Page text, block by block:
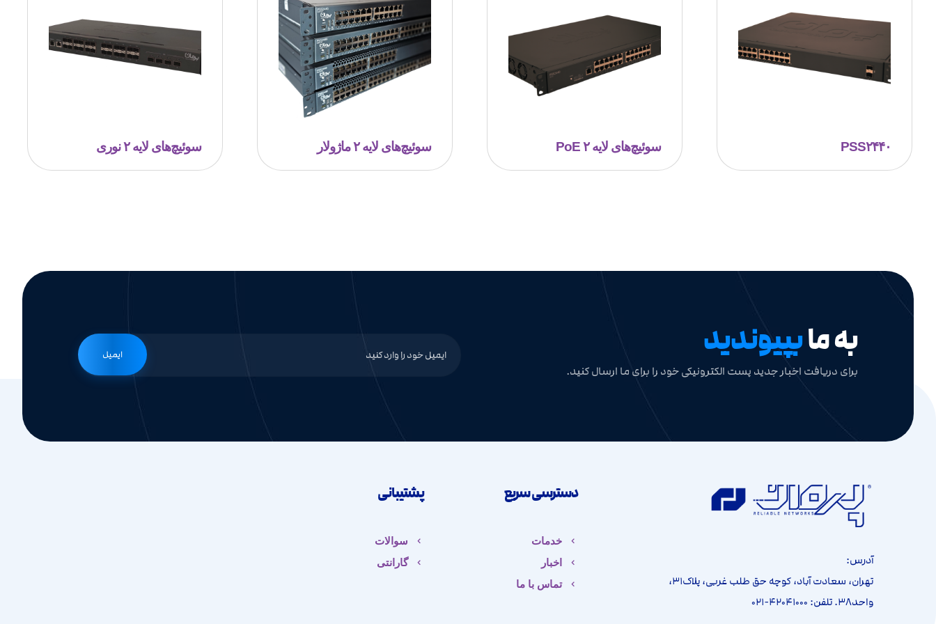
PSS۲۴۴۰ سوئیچ‌‌های لایه ۲ PoE سوئیچ‎‌های لایه ۲ ماژولار سوئیچ‌های لایه ۲ نوری
به مابپیوندید
برای دریافت اخبار جدید پست الکترونیکی خود را برای ما ارسال کنید.
ایمیل
آدرس:
تهران، سعادت آباد، کوچه حق طلب غربی، پلاک۳۱،
واحد۳۸. تلفن: ۴۲۰۴۱۰۰۰-۰۲۱
دسترسی سریع
خدمات
اخبار
تماس با ما
پشتیبانی
سوالات
گارانتی